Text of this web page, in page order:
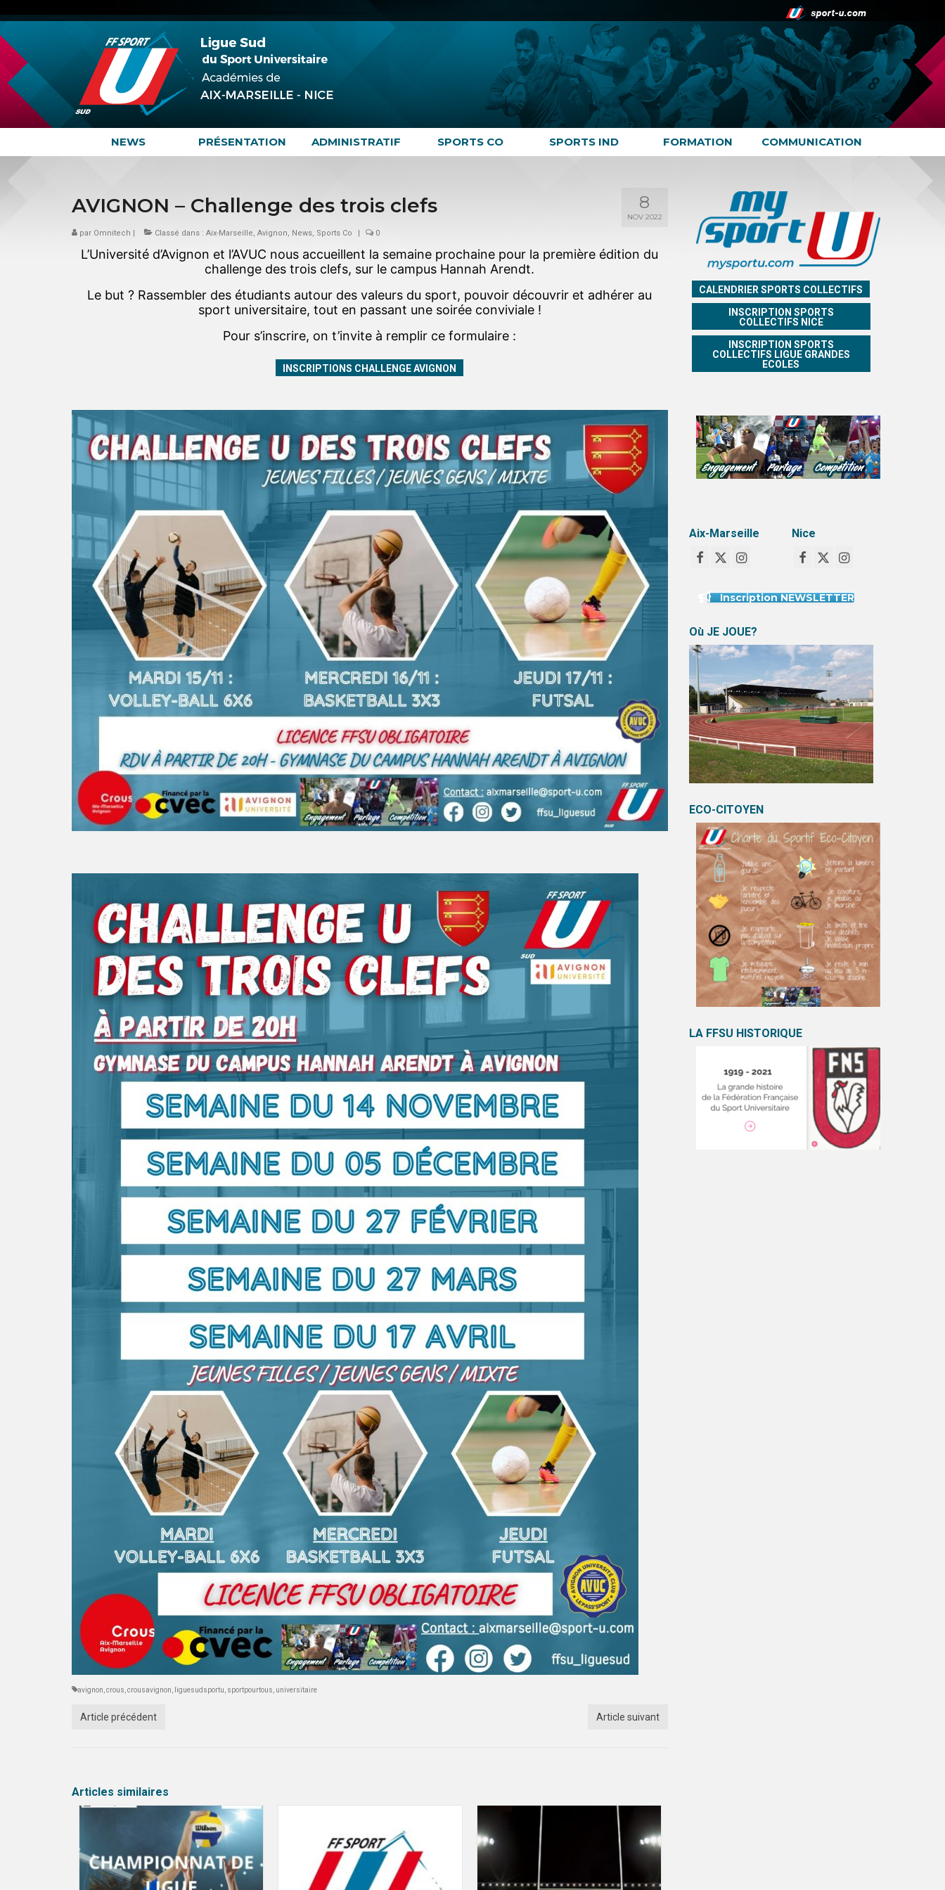
NEWS PRÉSENTATION ADMINISTRATIF SPORTS CO SPORTS IND FORMATION COMMUNICATION
8
NOV 2022
AVIGNON – Challenge des trois clefs
par Omnitech | Classé dans : Aix-Marseille, Avignon, News, Sports Co | 0
L’Université d’Avignon et l’AVUC nous accueillent la semaine prochaine pour la première édition du
challenge des trois clefs, sur le campus Hannah Arendt.
Le but ? Rassembler des étudiants autour des valeurs du sport, pouvoir découvrir et adhérer au
sport universitaire, tout en passant une soirée conviviale !
Pour s’inscrire, on t’invite à remplir ce formulaire :
INSCRIPTIONS CHALLENGE AVIGNON
avignon,crous,crousavignon, liguesudsportu, sportpourtous, universitaire
Article précédent Article suivant
Articles similaires
CALENDRIER SPORTS COLLECTIFS
INSCRIPTION SPORTS
COLLECTIFS NICE
INSCRIPTION SPORTS
COLLECTIFS LIGUE GRANDES
ECOLES
Aix-Marseille Nice
Inscription NEWSLETTER
Où JE JOUE?
ECO-CITOYEN
LA FFSU HISTORIQUE